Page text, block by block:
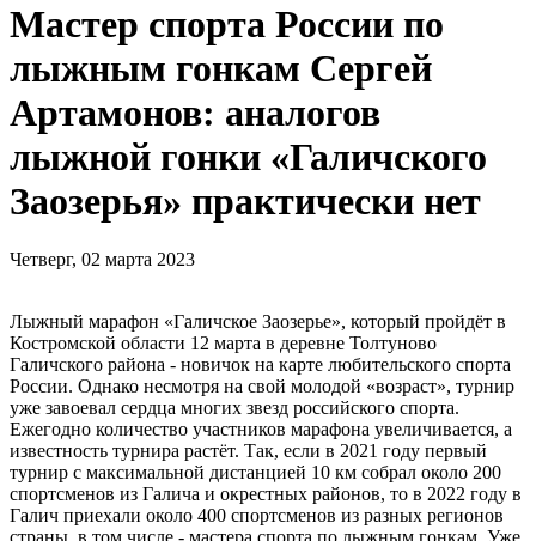
Мастер спорта России по
лыжным гонкам Сергей
Артамонов: аналогов
лыжной гонки «Галичского
Заозерья» практически нет
Четверг, 02 марта 2023
Лыжный марафон «Галичское Заозерье», который пройдёт в
Костромской области 12 марта в деревне Толтуново
Галичского района - новичок на карте любительского спорта
России. Однако несмотря на свой молодой «возраст», турнир
уже завоевал сердца многих звезд российского спорта.
Ежегодно количество участников марафона увеличивается, а
известность турнира растёт. Так, если в 2021 году первый
турнир с максимальной дистанцией 10 км собрал около 200
спортсменов из Галича и окрестных районов, то в 2022 году в
Галич приехали около 400 спортсменов из разных регионов